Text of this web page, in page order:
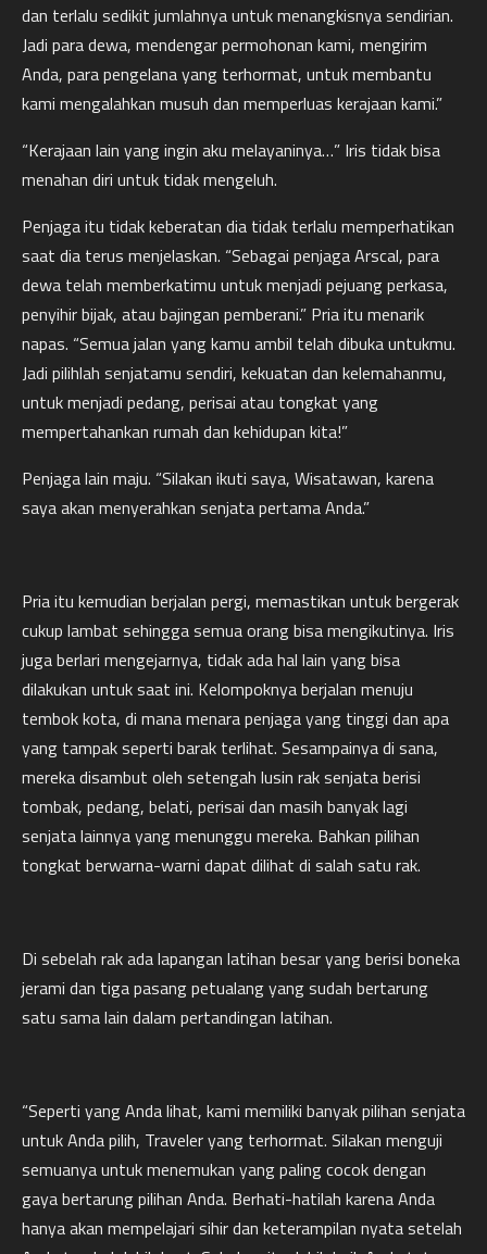
dan terlalu sedikit jumlahnya untuk menangkisnya sendirian.
Jadi para dewa, mendengar permohonan kami, mengirim
Anda, para pengelana yang terhormat, untuk membantu
kami mengalahkan musuh dan memperluas kerajaan kami.”
“Kerajaan lain yang ingin aku melayaninya…” Iris tidak bisa
menahan diri untuk tidak mengeluh.
Penjaga itu tidak keberatan dia tidak terlalu memperhatikan
saat dia terus menjelaskan. “Sebagai penjaga Arscal, para
dewa telah memberkatimu untuk menjadi pejuang perkasa,
penyihir bijak, atau bajingan pemberani.” Pria itu menarik
napas. “Semua jalan yang kamu ambil telah dibuka untukmu.
Jadi pilihlah senjatamu sendiri, kekuatan dan kelemahanmu,
untuk menjadi pedang, perisai atau tongkat yang
mempertahankan rumah dan kehidupan kita!”
Penjaga lain maju. “Silakan ikuti saya, Wisatawan, karena
saya akan menyerahkan senjata pertama Anda.”
Pria itu kemudian berjalan pergi, memastikan untuk bergerak
cukup lambat sehingga semua orang bisa mengikutinya. Iris
juga berlari mengejarnya, tidak ada hal lain yang bisa
dilakukan untuk saat ini. Kelompoknya berjalan menuju
tembok kota, di mana menara penjaga yang tinggi dan apa
yang tampak seperti barak terlihat. Sesampainya di sana,
mereka disambut oleh setengah lusin rak senjata berisi
tombak, pedang, belati, perisai dan masih banyak lagi
senjata lainnya yang menunggu mereka. Bahkan pilihan
tongkat berwarna-warni dapat dilihat di salah satu rak.
Di sebelah rak ada lapangan latihan besar yang berisi boneka
jerami dan tiga pasang petualang yang sudah bertarung
satu sama lain dalam pertandingan latihan.
“Seperti yang Anda lihat, kami memiliki banyak pilihan senjata
untuk Anda pilih, Traveler yang terhormat. Silakan menguji
semuanya untuk menemukan yang paling cocok dengan
gaya bertarung pilihan Anda. Berhati-hatilah karena Anda
hanya akan mempelajari sihir dan keterampilan nyata setelah